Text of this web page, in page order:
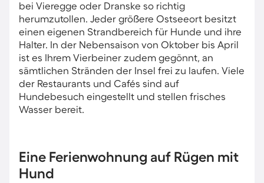
bei Vieregge oder Dranske so richtig
herumzutollen. Jeder größere Ostseeort besitzt
einen eigenen Strandbereich für Hunde und ihre
Halter. In der Nebensaison von Oktober bis April
ist es Ihrem Vierbeiner zudem gegönnt, an
sämtlichen Stränden der Insel frei zu laufen. Viele
der Restaurants und Cafés sind auf
Hundebesuch eingestellt und stellen frisches
Wasser bereit.
Eine Ferienwohnung auf Rügen mit
Hund